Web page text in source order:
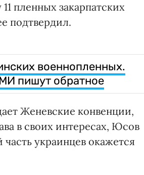
пленных закарпатских
подтвердил.
военнопленных.
пишут обратное
Женевские конвенции,
в своих интересах, Юсов
украинцев окажется